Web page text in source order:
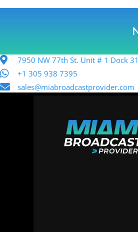
7950 NW 77th St. Unit # 1 Dock 31
+1 305 938 7395
sales@miabroadcastprovider.com